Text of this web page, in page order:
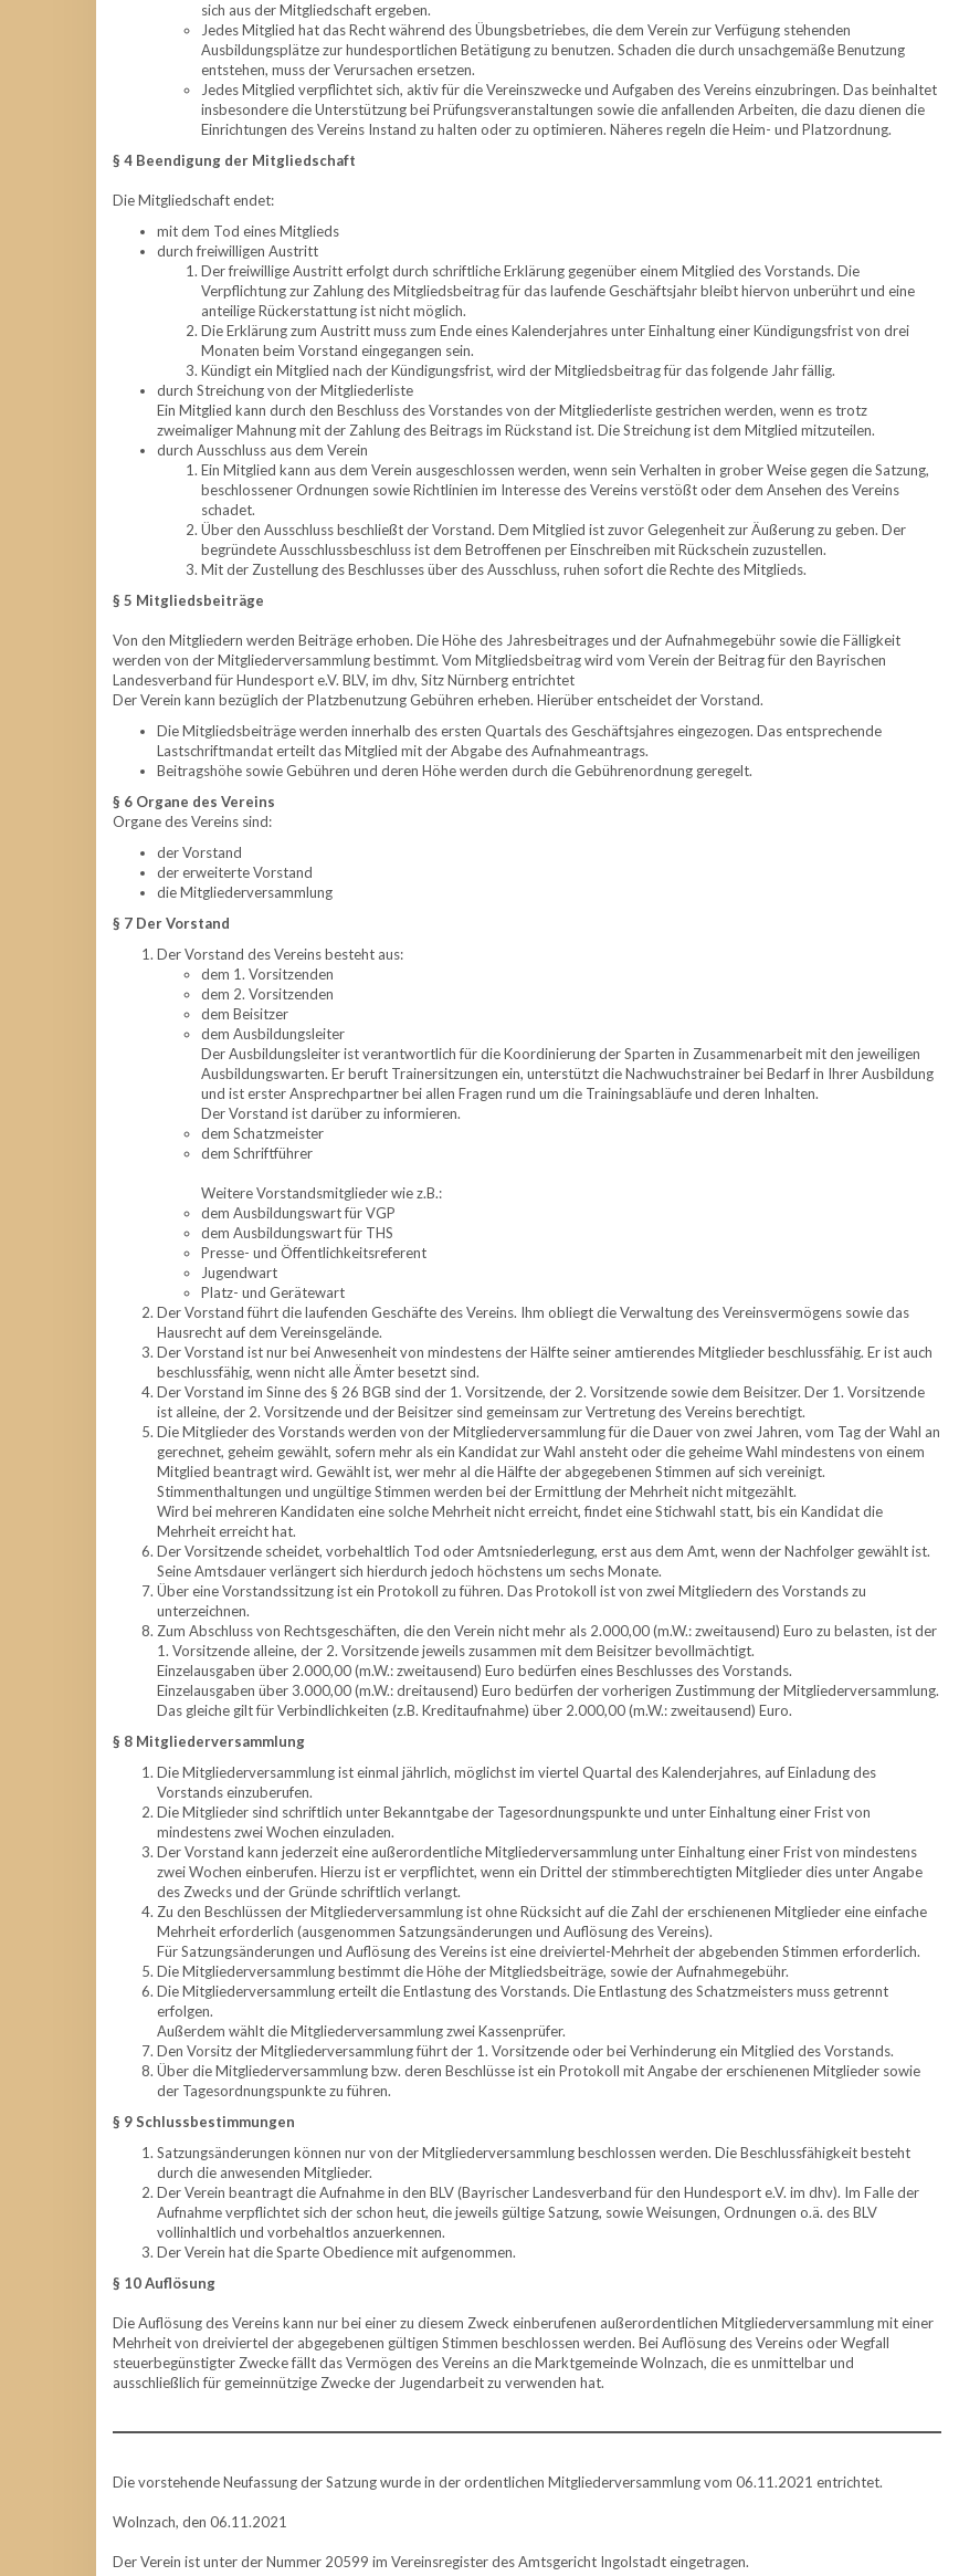
sich aus der Mitgliedschaft ergeben.
Jedes Mitglied hat das Recht während des Übungsbetriebes, die dem Verein zur Verfügung stehenden
Ausbildungsplätze zur hundesportlichen Betätigung zu benutzen. Schaden die durch unsachgemäße Benutzung
entstehen, muss der Verursachen ersetzen.
Jedes Mitglied verpflichtet sich, aktiv für die Vereinszwecke und Aufgaben des Vereins einzubringen. Das beinhaltet
insbesondere die Unterstützung bei Prüfungsveranstaltungen sowie die anfallenden Arbeiten, die dazu dienen die
Einrichtungen des Vereins Instand zu halten oder zu optimieren. Näheres regeln die Heim- und Platzordnung.
§ 4 Beendigung der Mitgliedschaft
Die Mitgliedschaft endet:
mit dem Tod eines Mitglieds
durch freiwilligen Austritt
Der freiwillige Austritt erfolgt durch schriftliche Erklärung gegenüber einem Mitglied des Vorstands. Die
Verpflichtung zur Zahlung des Mitgliedsbeitrag für das laufende Geschäftsjahr bleibt hiervon unberührt und eine
anteilige Rückerstattung ist nicht möglich.
Die Erklärung zum Austritt muss zum Ende eines Kalenderjahres unter Einhaltung einer Kündigungsfrist von drei
Monaten beim Vorstand eingegangen sein.
Kündigt ein Mitglied nach der Kündigungsfrist, wird der Mitgliedsbeitrag für das folgende Jahr fällig.
durch Streichung von der Mitgliederliste
Ein Mitglied kann durch den Beschluss des Vorstandes von der Mitgliederliste gestrichen werden, wenn es trotz
zweimaliger Mahnung mit der Zahlung des Beitrags im Rückstand ist. Die Streichung ist dem Mitglied mitzuteilen.
durch Ausschluss aus dem Verein
Ein Mitglied kann aus dem Verein ausgeschlossen werden, wenn sein Verhalten in grober Weise gegen die Satzung,
beschlossener Ordnungen sowie Richtlinien im Interesse des Vereins verstößt oder dem Ansehen des Vereins
schadet.
Über den Ausschluss beschließt der Vorstand. Dem Mitglied ist zuvor Gelegenheit zur Äußerung zu geben. Der
begründete Ausschlussbeschluss ist dem Betroffenen per Einschreiben mit Rückschein zuzustellen.
Mit der Zustellung des Beschlusses über des Ausschluss, ruhen sofort die Rechte des Mitglieds.
§ 5 Mitgliedsbeiträge
Von den Mitgliedern werden Beiträge erhoben. Die Höhe des Jahresbeitrages und der Aufnahmegebühr sowie die Fälligkeit
werden von der Mitgliederversammlung bestimmt. Vom Mitgliedsbeitrag wird vom Verein der Beitrag für den Bayrischen
Landesverband für Hundesport e.V. BLV, im dhv, Sitz Nürnberg entrichtet
Der Verein kann bezüglich der Platzbenutzung Gebühren erheben. Hierüber entscheidet der Vorstand.
Die Mitgliedsbeiträge werden innerhalb des ersten Quartals des Geschäftsjahres eingezogen. Das entsprechende
Lastschriftmandat erteilt das Mitglied mit der Abgabe des Aufnahmeantrags.
Beitragshöhe sowie Gebühren und deren Höhe werden durch die Gebührenordnung geregelt.
§ 6 Organe des Vereins
Organe des Vereins sind:
der Vorstand
der erweiterte Vorstand
die Mitgliederversammlung
§ 7 Der Vorstand
Der Vorstand des Vereins besteht aus:
dem 1. Vorsitzenden
dem 2. Vorsitzenden
dem Beisitzer
dem Ausbildungsleiter
Der Ausbildungsleiter ist verantwortlich für die Koordinierung der Sparten in Zusammenarbeit mit den jeweiligen
Ausbildungswarten. Er beruft Trainersitzungen ein, unterstützt die Nachwuchstrainer bei Bedarf in Ihrer Ausbildung
und ist erster Ansprechpartner bei allen Fragen rund um die Trainingsabläufe und deren Inhalten.
Der Vorstand ist darüber zu informieren.
dem Schatzmeister
dem Schriftführer
Weitere Vorstandsmitglieder wie z.B.:
dem Ausbildungswart für VGP
dem Ausbildungswart für THS
Presse- und Öffentlichkeitsreferent
Jugendwart
Platz- und Gerätewart
Der Vorstand führt die laufenden Geschäfte des Vereins. Ihm obliegt die Verwaltung des Vereinsvermögens sowie das
Hausrecht auf dem Vereinsgelände.
Der Vorstand ist nur bei Anwesenheit von mindestens der Hälfte seiner amtierendes Mitglieder beschlussfähig. Er ist auch
beschlussfähig, wenn nicht alle Ämter besetzt sind.
Der Vorstand im Sinne des § 26 BGB sind der 1. Vorsitzende, der 2. Vorsitzende sowie dem Beisitzer. Der 1. Vorsitzende
ist alleine, der 2. Vorsitzende und der Beisitzer sind gemeinsam zur Vertretung des Vereins berechtigt.
Die Mitglieder des Vorstands werden von der Mitgliederversammlung für die Dauer von zwei Jahren, vom Tag der Wahl an
gerechnet, geheim gewählt, sofern mehr als ein Kandidat zur Wahl ansteht oder die geheime Wahl mindestens von einem
Mitglied beantragt wird. Gewählt ist, wer mehr al die Hälfte der abgegebenen Stimmen auf sich vereinigt.
Stimmenthaltungen und ungültige Stimmen werden bei der Ermittlung der Mehrheit nicht mitgezählt.
Wird bei mehreren Kandidaten eine solche Mehrheit nicht erreicht, findet eine Stichwahl statt, bis ein Kandidat die
Mehrheit erreicht hat.
Der Vorsitzende scheidet, vorbehaltlich Tod oder Amtsniederlegung, erst aus dem Amt, wenn der Nachfolger gewählt ist.
Seine Amtsdauer verlängert sich hierdurch jedoch höchstens um sechs Monate.
Über eine Vorstandssitzung ist ein Protokoll zu führen. Das Protokoll ist von zwei Mitgliedern des Vorstands zu
unterzeichnen.
Zum Abschluss von Rechtsgeschäften, die den Verein nicht mehr als 2.000,00 (m.W.: zweitausend) Euro zu belasten, ist der
1. Vorsitzende alleine, der 2. Vorsitzende jeweils zusammen mit dem Beisitzer bevollmächtigt.
Einzelausgaben über 2.000,00 (m.W.: zweitausend) Euro bedürfen eines Beschlusses des Vorstands.
Einzelausgaben über 3.000,00 (m.W.: dreitausend) Euro bedürfen der vorherigen Zustimmung der Mitgliederversammlung.
Das gleiche gilt für Verbindlichkeiten (z.B. Kreditaufnahme) über 2.000,00 (m.W.: zweitausend) Euro.
§ 8 Mitgliederversammlung
Die Mitgliederversammlung ist einmal jährlich, möglichst im viertel Quartal des Kalenderjahres, auf Einladung des
Vorstands einzuberufen.
Die Mitglieder sind schriftlich unter Bekanntgabe der Tagesordnungspunkte und unter Einhaltung einer Frist von
mindestens zwei Wochen einzuladen.
Der Vorstand kann jederzeit eine außerordentliche Mitgliederversammlung unter Einhaltung einer Frist von mindestens
zwei Wochen einberufen. Hierzu ist er verpflichtet, wenn ein Drittel der stimmberechtigten Mitglieder dies unter Angabe
des Zwecks und der Gründe schriftlich verlangt.
Zu den Beschlüssen der Mitgliederversammlung ist ohne Rücksicht auf die Zahl der erschienenen Mitglieder eine einfache
Mehrheit erforderlich (ausgenommen Satzungsänderungen und Auflösung des Vereins).
Für Satzungsänderungen und Auflösung des Vereins ist eine dreiviertel-Mehrheit der abgebenden Stimmen erforderlich.
Die Mitgliederversammlung bestimmt die Höhe der Mitgliedsbeiträge, sowie der Aufnahmegebühr.
Die Mitgliederversammlung erteilt die Entlastung des Vorstands. Die Entlastung des Schatzmeisters muss getrennt
erfolgen.
Außerdem wählt die Mitgliederversammlung zwei Kassenprüfer.
Den Vorsitz der Mitgliederversammlung führt der 1. Vorsitzende oder bei Verhinderung ein Mitglied des Vorstands.
Über die Mitgliederversammlung bzw. deren Beschlüsse ist ein Protokoll mit Angabe der erschienenen Mitglieder sowie
der Tagesordnungspunkte zu führen.
§ 9 Schlussbestimmungen
Satzungsänderungen können nur von der Mitgliederversammlung beschlossen werden. Die Beschlussfähigkeit besteht
durch die anwesenden Mitglieder.
Der Verein beantragt die Aufnahme in den BLV (Bayrischer Landesverband für den Hundesport e.V. im dhv). Im Falle der
Aufnahme verpflichtet sich der schon heut, die jeweils gültige Satzung, sowie Weisungen, Ordnungen o.ä. des BLV
vollinhaltlich und vorbehaltlos anzuerkennen.
Der Verein hat die Sparte Obedience mit aufgenommen.
§ 10 Auflösung
Die Auflösung des Vereins kann nur bei einer zu diesem Zweck einberufenen außerordentlichen Mitgliederversammlung mit einer
Mehrheit von dreiviertel der abgegebenen gültigen Stimmen beschlossen werden. Bei Auflösung des Vereins oder Wegfall
steuerbegünstigter Zwecke fällt das Vermögen des Vereins an die Marktgemeinde Wolnzach, die es unmittelbar und
ausschließlich für gemeinnützige Zwecke der Jugendarbeit zu verwenden hat.
Die vorstehende Neufassung der Satzung wurde in der ordentlichen Mitgliederversammlung vom 06.11.2021 entrichtet.
Wolnzach, den 06.11.2021
Der Verein ist unter der Nummer 20599 im Vereinsregister des Amtsgericht Ingolstadt eingetragen.